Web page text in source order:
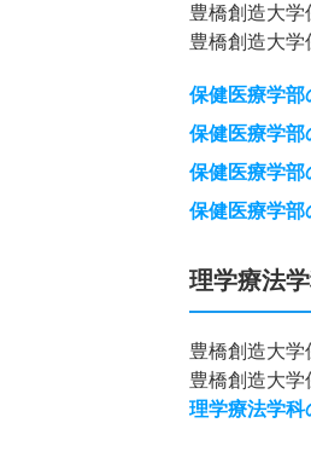
豊橋創造大
豊橋創造大
保健医療学部
保健医療学部
保健医療学部
保健医療学部
理学療法
豊橋創造大
豊橋創造大
理学療法学科